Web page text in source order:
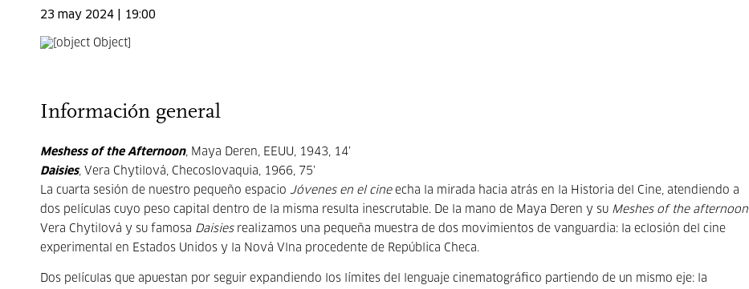
23 may 2024 | 19:00
Información general
Meshess of the Afternoon, Maya Deren, EEUU, 1943, 14’
Daisies, Vera Chytilová, Checoslovaquia, 1966, 75’
La cuarta sesión de nuestro pequeño espacio Jóvenes en el cineecha la mirada hacia atrás en la Historia del Cine, atendiendo a
dos películas cuyo peso capital dentro de la misma resulta inescrutable. De la mano de Maya Deren y su Meshes of the afternoon
Vera Chytilová y su famosa Daisiesrealizamos una pequeña muestra de dos movimientos de vanguardia: la eclosión del cine
experimental en Estados Unidos y la Nová Vlna procedente de República Checa.
Dos películas que apuestan por seguir expandiendo los límites del lenguaje cinematográfico partiendo de un mismo eje: la